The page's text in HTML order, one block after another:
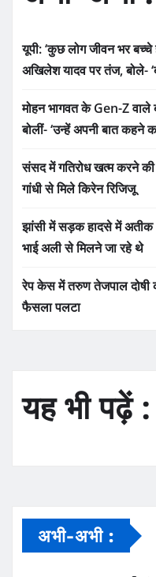
यूपी: ‘कुछ लोग जीवन भर बच्चे
अखिलेश यादव पर तंज, बोले-
मोहन भागवत के Gen-Z वाले
बोलीं- ‘उन्हें अपनी बात कहने
संसद में गतिरोध खत्म करने की
गांधी से मिले किरेन रिजिजू
झांसी में सड़क हादसे में
भाई अली से मिलने जा रहे थे
रेप केस में तरुण तेजपाल दोषी
फैसला पलटा
यह भी पढ़ें :
अभी-अभी :